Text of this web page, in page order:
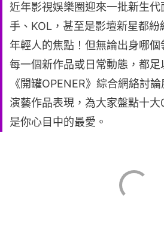
近年影視娛樂圈迎來一批新生
手、KOL，甚至是影壇新星都
年輕人的焦點！但無論出身哪
每一個新作品或日常動態，都足
《開罐OPENER》綜合網絡討
演藝作品表現，為大家盤點十
是你心目中的最愛。